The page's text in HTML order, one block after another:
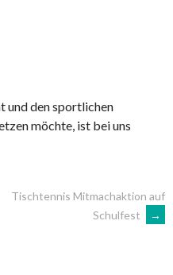
und den sportlichen
möchte, ist bei uns
Tischtennis Mitmachaktion auf
Schulfest
→